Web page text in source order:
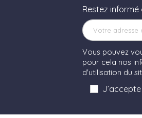
Restez
Vous pouvez
pour cela nos
d'utilisation du